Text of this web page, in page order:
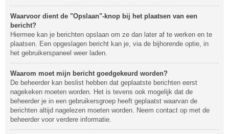
Waarvoor dient de "Opslaan"-knop bij het plaatsen van een
bericht?
Hiermee kan je berichten opslaan om ze dan later af te werken en te
plaatsen. Een opgeslagen bericht kan je, via de bijhorende optie, in
het gebruikerspaneel weer laden.
Waarom moet mijn bericht goedgekeurd worden?
De beheerder kan beslist hebben dat geplaatste berichten eerst
nagekeken moeten worden. Het is tevens ook mogelijk dat de
beheerder je in een gebruikersgroep heeft geplaatst waarvan de
berichten altijd nagelezen moeten worden. Neem contact op met de
beheerder voor verdere informatie.